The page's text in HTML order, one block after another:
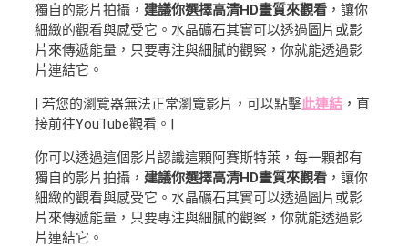
獨自的影片拍攝， 建議你選擇高清HD畫質來觀看 ，讓你
細緻的觀看與感受它。水晶礦石其實可以透過圖片或影
片來傳遞能量，只要專注與細膩的觀察，你就能透過影
片連結它。
| 若您的瀏覽器無法正常瀏覽影片，可以點擊此連結 ，直
接前往YouTube觀看。|
你可以透過這個影片認識這顆阿賽斯特萊，每一顆都有
獨自的影片拍攝， 建議你選擇高清HD畫質來觀看 ，讓你
細緻的觀看與感受它。水晶礦石其實可以透過圖片或影
片來傳遞能量，只要專注與細膩的觀察，你就能透過影
片連結它。